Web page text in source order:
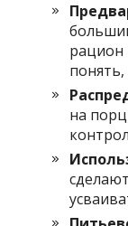
рацион
на